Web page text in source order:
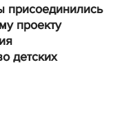
присоединились
проекту
детских